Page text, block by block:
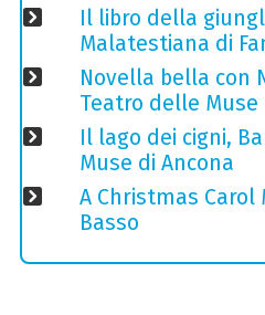
Il libro della
Malatestiana di
Novella bella con
Teatro delle Muse
Il lago dei cigni,
Muse di Ancona
A Christmas Carol
Basso